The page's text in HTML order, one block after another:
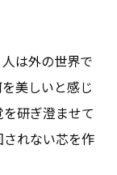
は外の世界で
美しいと感じ
研ぎ澄ませて
れない芯を作